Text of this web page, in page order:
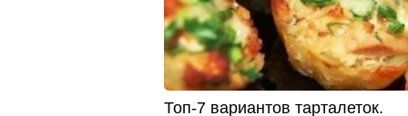
Топ-7 вариантов тарталеток.